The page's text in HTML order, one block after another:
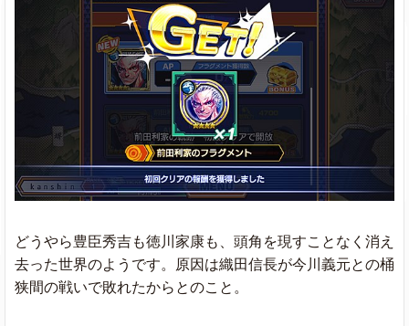
どうやら豊臣秀吉も徳川家康も、頭角を現すことなく消え
去った世界のようです。原因は織田信長が今川義元との桶
狭間の戦いで敗れたからとのこと。